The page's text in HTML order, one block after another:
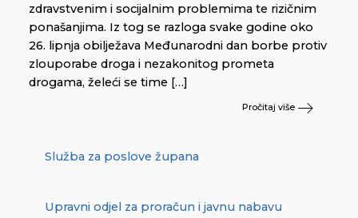
zdravstvenim i socijalnim problemima te rizičnim
ponašanjima. Iz tog se razloga svake godine oko
26. lipnja obilježava Međunarodni dan borbe protiv
zlouporabe droga i nezakonitog prometa
drogama, želeći se time […]
Pročitaj više
Služba za poslove župana
Upravni odjel za proračun i javnu nabavu